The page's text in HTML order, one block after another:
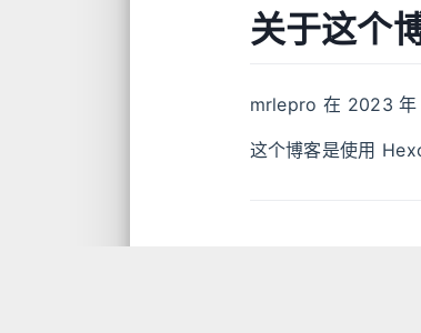
关于这个
mrlepro 在 2023 年
这个博客是使用